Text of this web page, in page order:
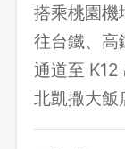
搭乘桃園機
往台鐵、高
通道至 K12
北凱撒大飯